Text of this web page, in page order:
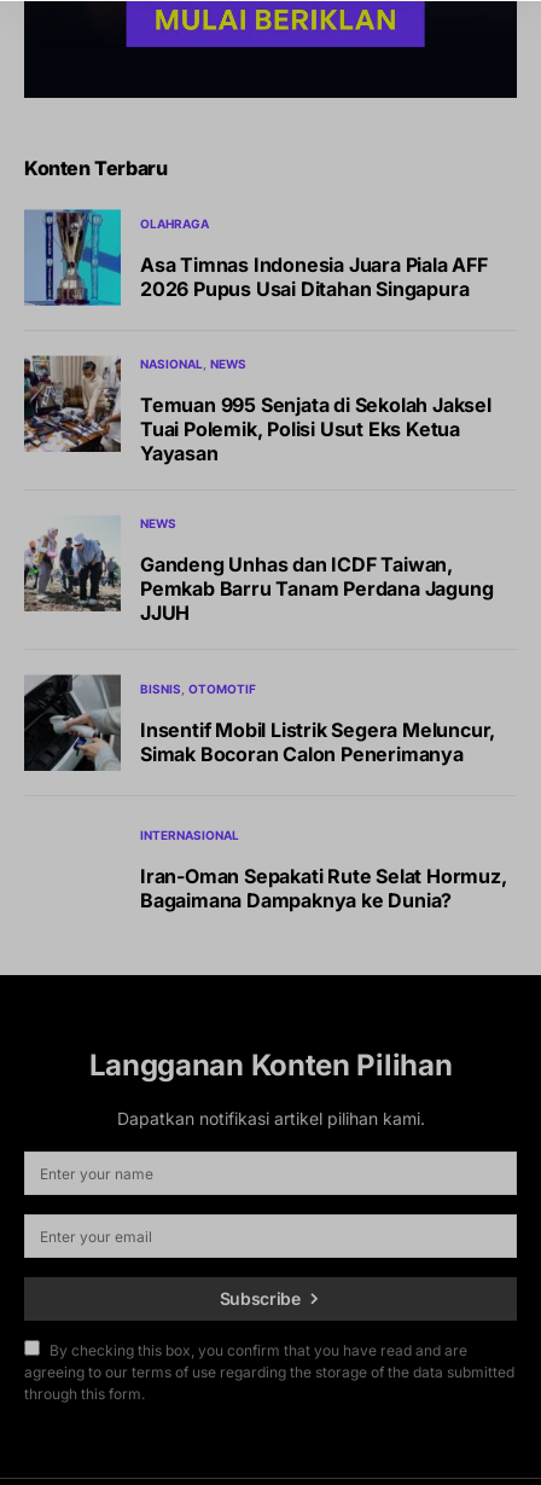
Konten Terbaru
OLAHRAGA
Asa Timnas Indonesia Juara Piala AFF
2026 Pupus Usai Ditahan Singapura
NASIONAL NEWS
Temuan 995 Senjata di Sekolah Jaksel
Tuai Polemik, Polisi Usut Eks Ketua
Yayasan
NEWS
Gandeng Unhas dan ICDF Taiwan,
Pemkab Barru Tanam Perdana Jagung
JJUH
BISNIS OTOMOTIF
Insentif Mobil Listrik Segera Meluncur,
Simak Bocoran Calon Penerimanya
INTERNASIONAL
Iran-Oman Sepakati Rute Selat Hormuz,
Bagaimana Dampaknya ke Dunia?
Langganan Konten Pilihan
Dapatkan notifikasi artikel pilihan kami.
Subscribe
By checking this box, you confirm that you have read and are
agreeing to our terms of use regarding the storage of the data submitted
through this form.